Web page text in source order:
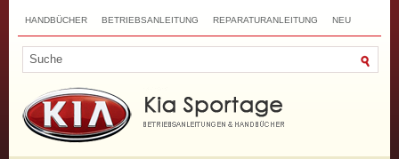
HANDBÜCHER BETRIEBSANLEITUNG REPARATURANLEITUNG NEU